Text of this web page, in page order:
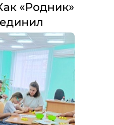
«Родник»